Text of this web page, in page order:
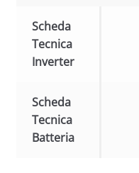
Scheda
Tecnica
Inverter
Scheda
Tecnica
Batteria